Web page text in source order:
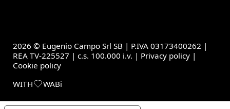
2026 © Eugenio Campo Srl SB | P.IVA 03173400262 |
REA TV-225527 | c.s. 100.000 i.v. | Privacy policy |
Cookie policy
WITH
WABi